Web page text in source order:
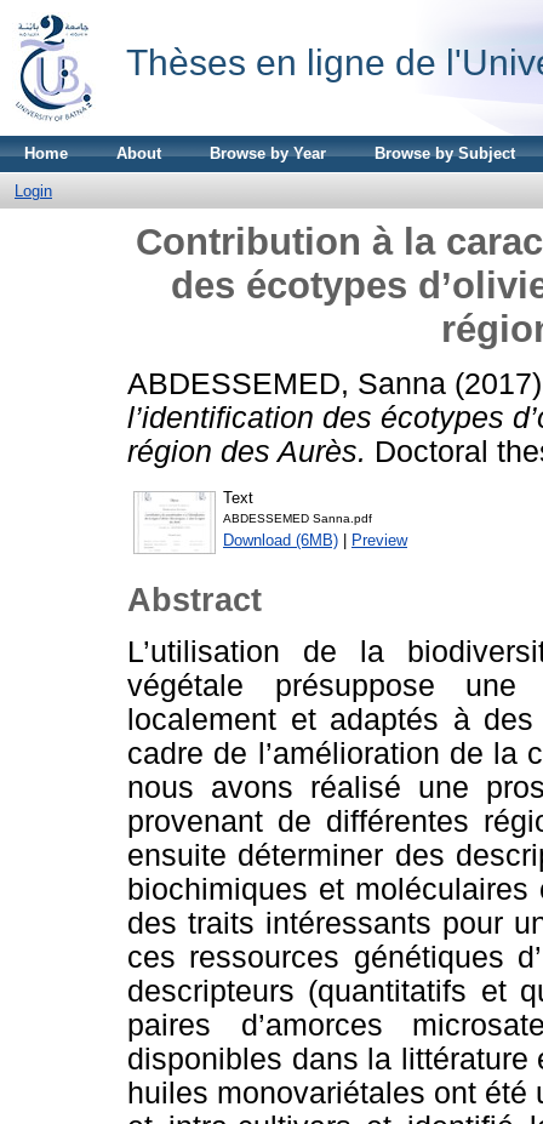
Thèses en ligne de
Home About Browse by Year Browse by Subject
Login
Contribution à la
des écotypes
ABDESSEMED, Sanna
l’identification des écotypes
région des Aurès. Doctoral
Text
ABDESSEMED Sanna.pdf
Download (6MB) | Preview
Abstract
L’utilisation de la
végétale présuppose
localement et adaptés à
cadre de l’amélioration de la
nous avons réalisé une
provenant de différentes
ensuite déterminer des
biochimiques et
des traits intéressants pour
ces ressources génétiques
descripteurs (quantitatifs et
paires d’amorces
disponibles dans la
huiles monovariétales ont